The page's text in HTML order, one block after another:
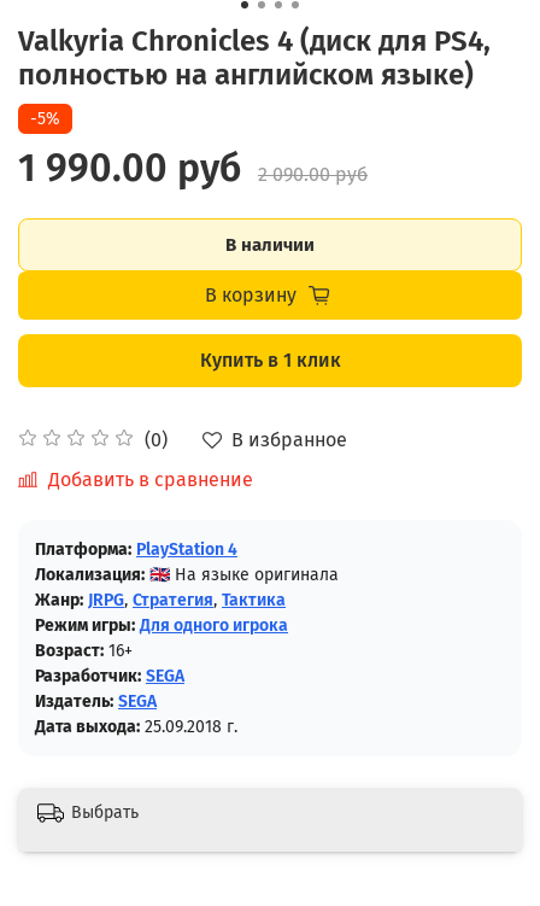
Valkyria Chronicles 4 (диск для PS4,
полностью на английском языке)
(0)
В избранное
Добавить в сравнение
-5%
1 990.00 руб 2 090.00 руб
В наличии
В корзину
Купить в 1 клик
Платформа: PlayStation 4
Локализация: 🇬🇧 На языке оригинала
Жанр: JRPG, Стратегия, Тактика
Режим игры: Для одного игрока
Возраст: 16+
Разработчик: SEGA
Издатель: SEGA
Дата выхода: 25.09.2018 г.
Выбрать